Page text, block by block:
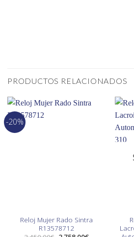
PRODUCTOS RELACIONADOS
-20%
Reloj Mujer Rado Sintra
R13578712